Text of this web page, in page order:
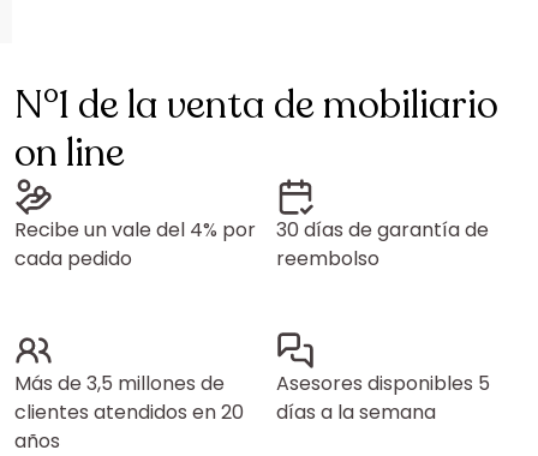
N°1 de la venta de mobiliario
on line
Recibe un vale del 4% por
cada pedido
30 días de garantía de
reembolso
Más de 3,5 millones de
clientes atendidos en 20
años
Asesores disponibles 5
días a la semana